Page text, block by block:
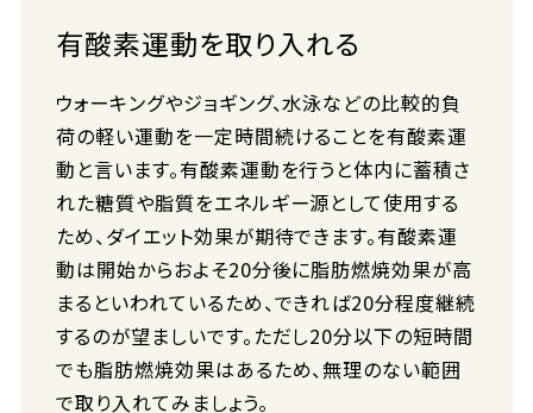
有酸素運動を取り入れる
ウォーキングやジョギング、水泳などの比較的負
荷の軽い運動を一定時間続けることを有酸素運
動と言います。有酸素運動を行うと体内に蓄積さ
れた糖質や脂質をエネルギー源として使用する
ため、ダイエット効果が期待できます。有酸素運
動は開始からおよそ20分後に脂肪燃焼効果が高
まるといわれているため、できれば20分程度継続
するのが望ましいです。ただし20分以下の短時間
でも脂肪燃焼効果はあるため、無理のない範囲
で取り入れてみましょう。